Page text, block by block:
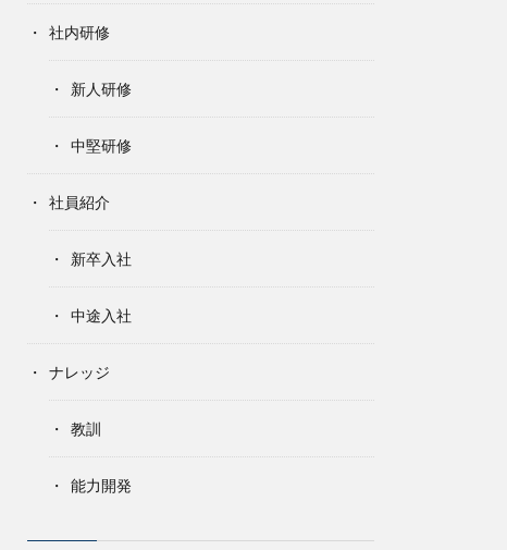
社内研修
新人研修
中堅研修
社員紹介
新卒入社
中途入社
ナレッジ
教訓
能力開発